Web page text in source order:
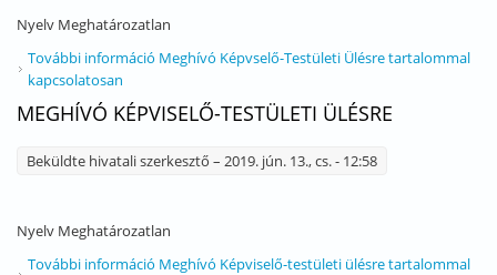
Nyelv Meghatározatlan
További információ Meghívó Képvselő-Testületi Ülésre tartalommal
kapcsolatosan
MEGHÍVÓ KÉPVISELŐ-TESTÜLETI ÜLÉSRE
Beküldte hivatali szerkesztő – 2019. jún. 13., cs. - 12:58
Nyelv Meghatározatlan
További információ Meghívó Képviselő-testületi ülésre tartalommal